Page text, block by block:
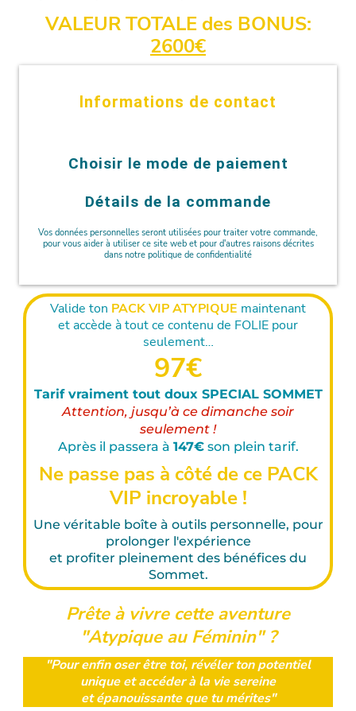
VALEUR TOTALE des BONUS:
2600€
Informations de contact
Choisir le mode de paiement
Détails de la commande
Vos données personnelles seront utilisées pour traiter votre commande,
pour vous aider à utiliser ce site web et pour d'autres raisons décrites
dans notre politique de confidentialité
Valide ton PACK VIP ATYPIQUE maintenant
et accède à tout ce contenu de FOLIE pour
seulement…
97€
Tarif vraiment tout doux SPECIAL SOMMET
Attention, jusqu’à ce dimanche soir
seulement !
Après il passera à 147€son plein tarif.
Ne passe pas à côté de ce PACK
VIP incroyable !
Une véritable boîte à outils personnelle, pour
prolonger l'expérience
et profiter pleinement des bénéfices du
Sommet.
Prête à vivre cette aventure
"Atypique au Féminin" ?
"Pour enfin oser être toi, révéler ton potentiel
unique et accéder à la vie sereine
et épanouissante que tu mérites"